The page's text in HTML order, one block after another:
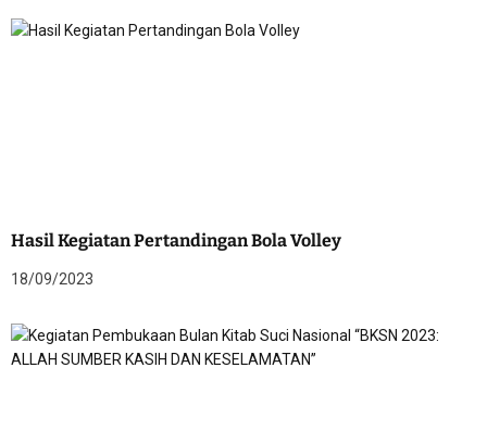
Hasil Kegiatan Pertandingan Bola Volley
18/09/2023